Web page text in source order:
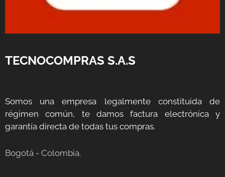
TECNOCOMPRAS S.A.S
Somos una empresa legalmente constituida de
régimen común, te damos factura electrónica y
garantía directa de todas tus compras.
Bogotá - Colombia.